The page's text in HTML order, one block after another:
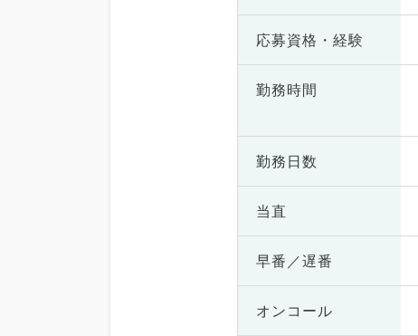
応募資格・ 経験
勤務時間
勤務日数
当直
早番／遅番
オンコール